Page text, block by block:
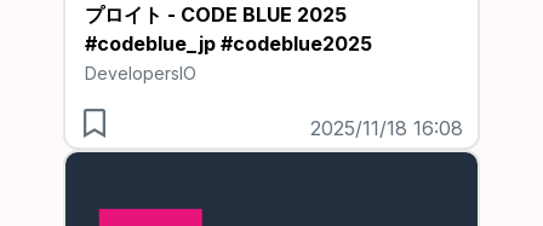
プロイト - CODE BLUE 2025
#codeblue_jp #codeblue2025
DevelopersIO
2025/11/18 16:08